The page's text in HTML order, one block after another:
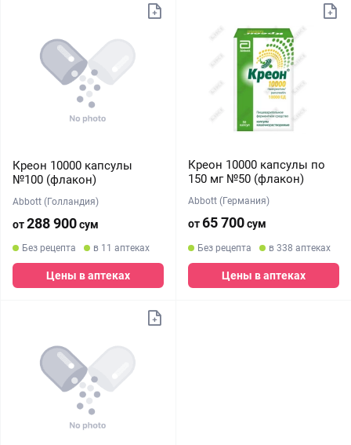
Креон 10000 капсулы
№100 (флакон)
Abbott (Голландия)
от288 900сум
Без рецепта в 11 аптеках
Цены в аптеках
Креон 10000 капсулы по
150 мг №50 (флакон)
Abbott (Германия)
от65 700сум
Без рецепта в 338 аптеках
Цены в аптеках